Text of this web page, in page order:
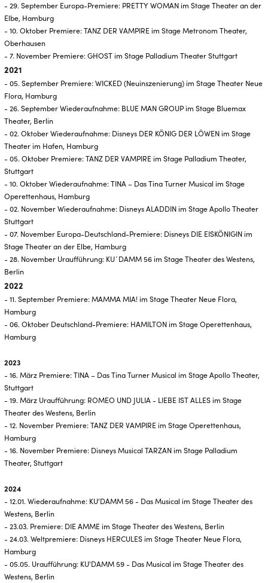
- 29. September Europa-Premiere: PRETTY WOMAN im Stage Theater an der
Elbe, Hamburg
- 10. Oktober Premiere: TANZ DER VAMPIRE im Stage Metronom Theater,
Oberhausen
- 7. November Premiere: GHOST im Stage Palladium Theater Stuttgart
2021
- 05. September Premiere: WICKED (Neuinszenierung) im Stage Theater Neue
Flora, Hamburg
- 26. September Wiederaufnahme: BLUE MAN GROUP im Stage Bluemax
Theater, Berlin
- 02. Oktober Wiederaufnahme: Disneys DER KÖNIG DER LÖWEN im Stage
Theater im Hafen, Hamburg
- 05. Oktober Premiere: TANZ DER VAMPIRE im Stage Palladium Theater,
Stuttgart
- 10. Oktober Wiederaufnahme: TINA – Das Tina Turner Musical im Stage
Operettenhaus, Hamburg
- 02. November Wiederaufnahme: Disneys ALADDIN im Stage Apollo Theater
Stuttgart
- 07. November Europa-Deutschland-Premiere: Disneys DIE EISKÖNIGIN im
Stage Theater an der Elbe, Hamburg
- 28. November Uraufführung: KU´DAMM 56 im Stage Theater des Westens,
Berlin
2022
- 11. September Premiere: MAMMA MIA! im Stage Theater Neue Flora,
Hamburg
- 06. Oktober Deutschland-Premiere: HAMILTON im Stage Operettenhaus,
Hamburg
2023
- 16. März Premiere: TINA – Das Tina Turner Musical im Stage Apollo Theater,
Stuttgart
- 19. März Uraufführung: ROMEO UND JULIA - LIEBE IST ALLES im Stage
Theater des Westens, Berlin
- 12. November Premiere: TANZ DER VAMPIRE im Stage Operettenhaus,
Hamburg
- 16. November Premiere: Disneys Musical TARZAN im Stage Palladium
Theater, Stuttgart
2024
- 12.01. Wiederaufnahme: KU'DAMM 56 - Das Musical im Stage Theater des
Westens, Berlin
- 23.03. Premiere: DIE AMME im Stage Theater des Westens, Berlin
- 24.03. Weltpremiere: Disneys HERCULES im Stage Theater Neue Flora,
Hamburg
- 05.05. Uraufführung: KU'DAMM 59 - Das Musical im Stage Theater des
Westens, Berlin